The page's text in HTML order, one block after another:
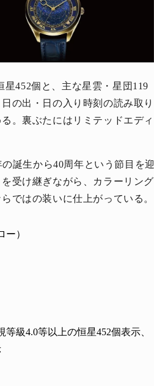
452個と、主な星雲・星団119
の出・日の入り時刻の読み取り
。裏ぶたにはリミテッドエディ
誕生から40周年という節目を迎
受け継ぎながら、カラーリング
ではの装いに仕上がっている。
）
級4.0等以上の恒星452個表示、